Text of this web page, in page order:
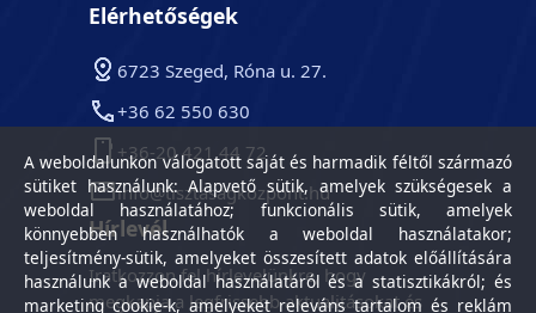
Elérhetőségek
6723 Szeged, Róna u. 27.
+36 62 550 630
+36-20 421 44 72
info@tisztasagkozpont.hu
Hírlevél
Iratkozzon fel hírlevelünkre, hogy
megkapja a legfrissebb aktualitásokat és
A weboldalunkon válogatott saját és harmadik féltől származó
sütiket használunk: Alapvető sütik, amelyek szükségesek a
weboldal használatához; funkcionális sütik, amelyek
könnyebben használhatók a weboldal használatakor;
teljesítmény-sütik, amelyeket összesített adatok előállítására
használunk a weboldal használatáról és a statisztikákról; és
marketing cookie-k, amelyeket releváns tartalom és reklám